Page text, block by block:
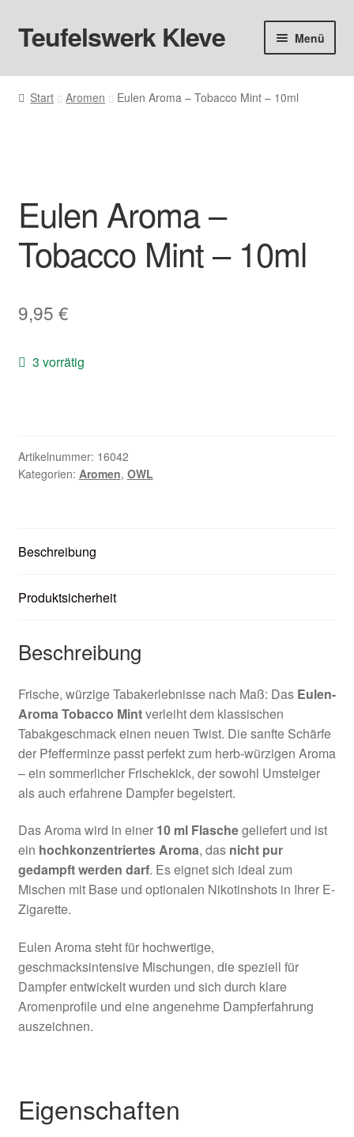
Zur
Navigation
Zum
Inhalt
Teufelswerk Kleve Menü
Startseite
Liquids
Big Puff
Basen & Nikotin
Zubehör
Kontaktformular
Start Aromen Eulen Aroma – Tobacco Mint – 10ml
Eulen Aroma –
Tobacco Mint – 10ml
9,95 €
3 vorrätig
Artikelnummer: 16042
Kategorien: Aromen, OWL
Beschreibung
Produktsicherheit
Beschreibung
Frische, würzige Tabakerlebnisse nach Maß: Das Eulen-
Aroma Tobacco Mintverleiht dem klassischen
Tabakgeschmack einen neuen Twist. Die sanfte Schärfe
der Pfefferminze passt perfekt zum herb-würzigen Aroma
– ein sommerlicher Frischekick, der sowohl Umsteiger
als auch erfahrene Dampfer begeistert.
Das Aroma wird in einer 10 ml Flaschegeliefert und ist
ein hochkonzentriertes Aroma, das nicht pur
gedampft werden darf. Es eignet sich ideal zum
Mischen mit Base und optionalen Nikotinshots in Ihrer E-
Zigarette.
Eulen Aroma steht für hochwertige,
geschmacksintensive Mischungen, die speziell für
Dampfer entwickelt wurden und sich durch klare
Aromenprofile und eine angenehme Dampferfahrung
auszeichnen.
Eigenschaften